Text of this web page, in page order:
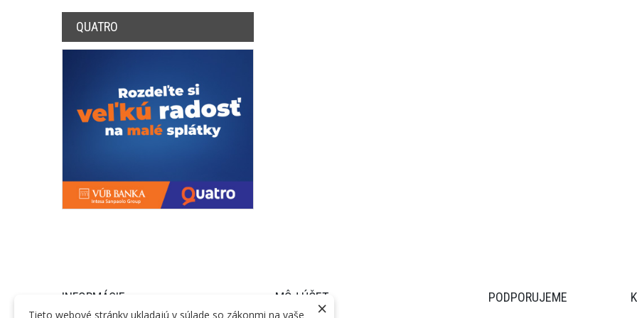
QUATRO
INFORMÁCIE MÔJ ÚČET PODPORUJEME
×
Tieto webové stránky ukladajú v súlade so zákonmi na vaše